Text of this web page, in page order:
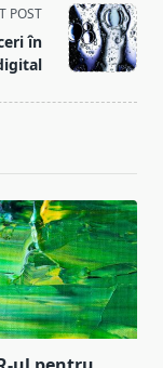
POST
în